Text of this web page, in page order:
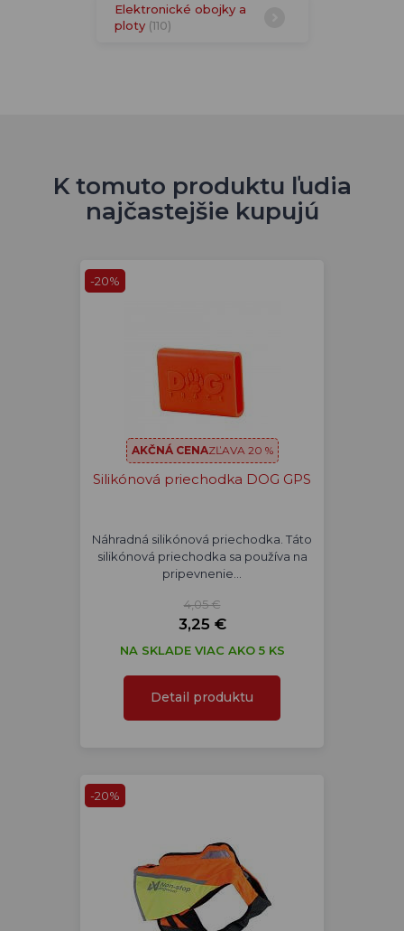
Elektronické obojky a
ploty (110)
K tomuto produktu ľudia
najčastejšie kupujú
-20%
AKČNÁ CENAZĽAVA 20 %
Silikónová priechodka DOG GPS
Náhradná silikónová priechodka. Táto
silikónová priechodka sa používa na
pripevnenie…
4,05 €
3,25 €
NA SKLADE VIAC AKO 5 KS
Detail produktu
-20%